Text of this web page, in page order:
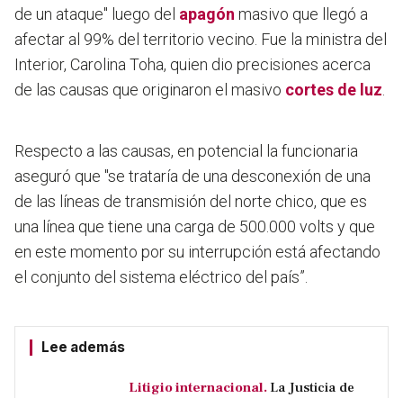
de un ataque" luego del apagón masivo que llegó a
afectar al 99% del territorio vecino. Fue la ministra del
Interior, Carolina Toha, quien dio precisiones acerca
de las causas que originaron el masivo cortes de luz
Respecto a las causas, en potencial la funcionaria
aseguró que "se trataría de una desconexión de una
de las líneas de transmisión del norte chico, que es
una línea que tiene una carga de 500.000 volts y que
en este momento por su interrupción está afectando
el conjunto del sistema eléctrico del país”.
Lee además
Litigio internacional. La Justicia de